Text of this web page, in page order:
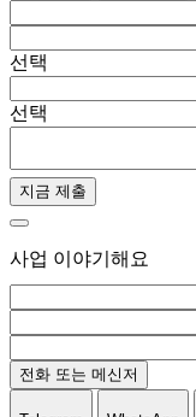
선택
선택
지금 제출
사업 이야기해요
전화 또는 메신저